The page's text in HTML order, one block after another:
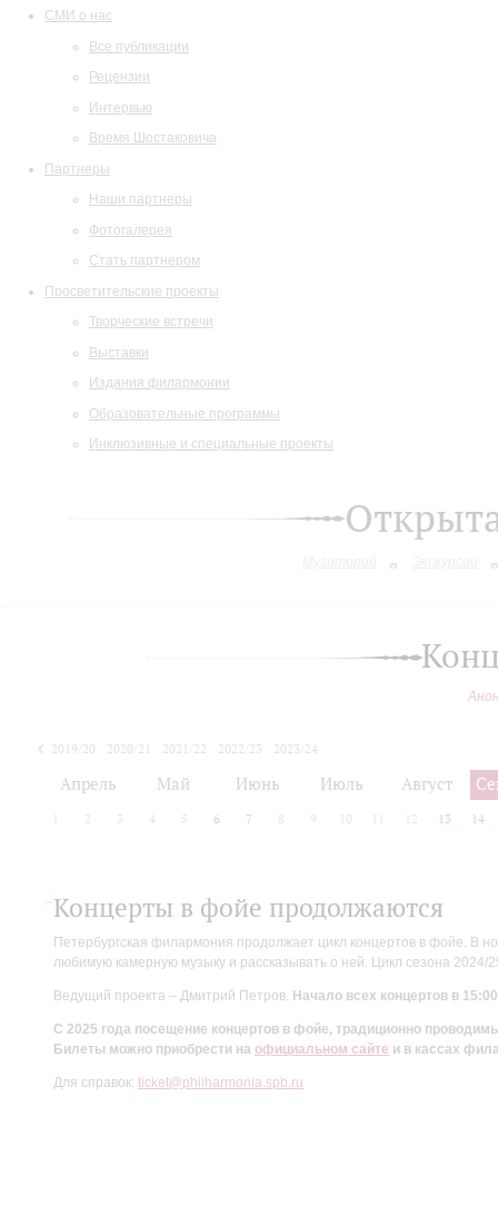
СМИ о нас
Все публикации
Рецензии
Интервью
Время Шостаковича
Партнеры
Наши партнеры
Фотогалерея
Стать партнером
Просветительские проекты
Творческие встречи
Выставки
Издания филармонии
Образовательные программы
Инклюзивные и специальные проекты
2019/20 2020/21 2021/22 2022/23
2023/24
Апрель Май Июнь Июль Август
2 3 4 5 6 7 8 9 10 12 13 14
Концерты в фойе продолжаются
Петербургская филармония продолжает цикл концертов в фойе. В
любимую камерную музыку и рассказывать о ней. Цикл сезона
Ведущий проекта – Дмитрий Петров. Начало всех концертов в
С 2025 года посещение концертов в фойе, традиционно
Билеты можно приобрести на официальном сайте и в кассах
Для справок: ticket@philharmonia.spb.ru